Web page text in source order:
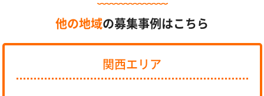
他の地域の募集事例はこちら
関西エリア